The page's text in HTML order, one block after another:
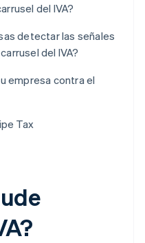
del IVA?
detectar las señales
del IVA?
empresa contra el
Tax